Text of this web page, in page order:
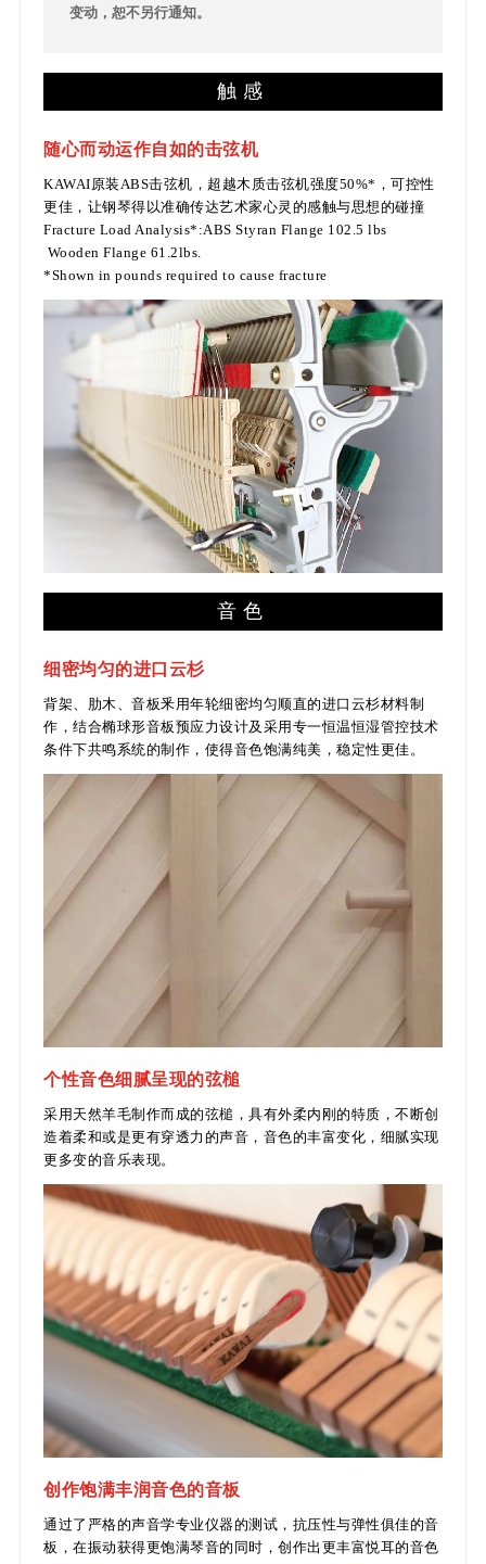
变动，恕不另行通知。
触感
随心而动运作自如的击弦机
KAWAI原装ABS击弦机，超越木质击弦机强度50%*，可控性
更佳，让钢琴得以准确传达艺术家心灵的感触与思想的碰撞
Fracture Load Analysis*:ABS Styran Flange 102.5 lbs
Wooden Flange 61.2lbs.
*Shown in pounds required to cause fracture
音色
细密均匀的进口云杉
背架、肋木、音板釆用年轮细密均匀顺直的进口云杉材料制
作，结合椭球形音板预应力设计及采用专一恒温恒湿管控技术
条件下共鸣系统的制作，使得音色饱满纯美，稳定性更佳。
个性音色细腻呈现的弦槌
采用天然羊毛制作而成的弦槌，具有外柔内刚的特质，不断创
造着柔和或是更有穿透力的声音，音色的丰富变化， 细腻实现
更多变的音乐表现。
创作饱满丰润音色的音板
通过了严格的声音学专业仪器的测试，抗压性与弹性俱佳的音
板，在振动获得更饱满琴音的同时，创作出更丰富悦耳的音色